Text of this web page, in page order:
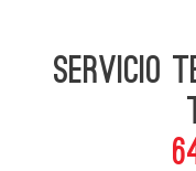
Servicio